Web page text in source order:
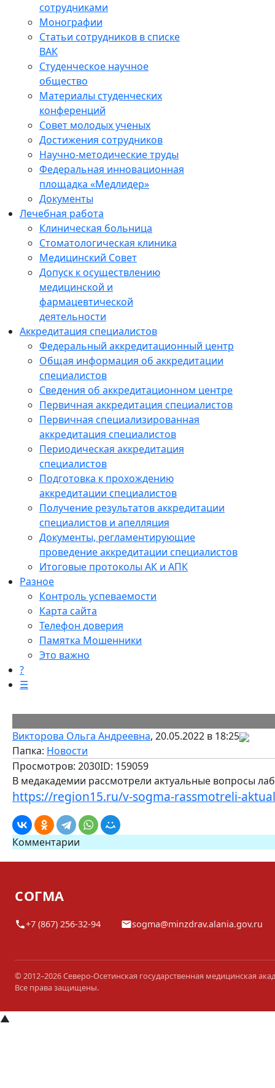
сотрудниками
Монографии
Статьи сотрудников в списке
ВАК
Студенческое научное
общество
Материалы студенческих
конференций
Совет молодых ученых
Достижения сотрудников
Научно-методические труды
Федеральная инновационная
площадка «Медлидер»
Документы
Лечебная работа
Клиническая больница
Стоматологическая клиника
Медицинский Совет
Допуск к осуществлению
медицинской и
фармацевтической
деятельности
Аккредитация специалистов
Федеральный аккредитационный центр
Общая информация об аккредитации
специалистов
Сведения об аккредитационном центре
Первичная аккредитация специалистов
Первичная специализированная
аккредитация специалистов
Периодическая аккредитация
специалистов
Подготовка к прохождению
аккредитации специалистов
Получение результатов аккредитации
специалистов и апелляция
Документы, регламентирующие
проведение аккредитации специалистов
Итоговые протоколы АК и АПК
Разное
Контроль успеваемости
Карта сайта
Телефон доверия
Памятка Мошенники
Это важно
?
☰
Викторова Ольга Андреевна, 20.05.2022 в 18:25
Папка: Новости
Просмотров: 2030ID: 159059
В медакадемии рассмотрели актуальные вопросы
https://region15.ru/v-sogma-rassmotreli-
Комментарии
СОГМА
+7 (867) 256-32-94 sogma@minzdrav.alania.gov.ru
© 2012–2026 Северо-Осетинская государственная медицинская
Все права защищены.
▲